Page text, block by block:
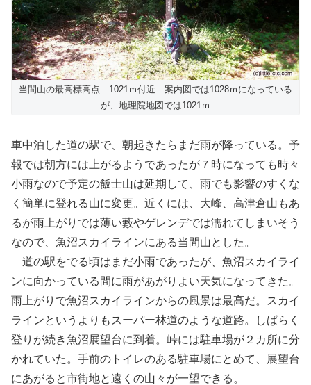
当間山の最高標高点 1021ｍ付近 案内図では1028ｍになっている
が、地理院地図では1021ｍ
車中泊した道の駅で、朝起きたらまだ雨が降っている。予
報では朝方には上がるようであったが７時になっても時々
小雨なので予定の飯士山は延期して、雨でも影響のすくな
く簡単に登れる山に変更。近くには、大峰、高津倉山もあ
るが雨上がりでは薄い藪やゲレンデでは濡れてしまいそう
なので、魚沼スカイラインにある当間山とした。
道の駅をでる頃はまだ小雨であったが、魚沼スカイライ
ンに向かっている間に雨があがりよい天気になってきた。
雨上がりで魚沼スカイラインからの風景は最高だ。スカイ
ラインというよりもスーパー林道のような道路。しばらく
登りが続き魚沼展望台に到着。峠には駐車場が２カ所に分
かれていた。手前のトイレのある駐車場にとめて、展望台
にあがると市街地と遠くの山々が一望できる。